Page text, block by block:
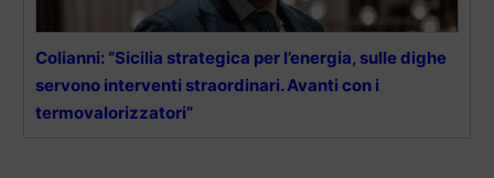
Colianni: “Sicilia strategica per l’energia, sulle dighe
servono interventi straordinari. Avanti con i
termovalorizzatori”